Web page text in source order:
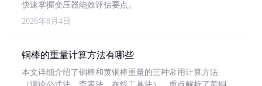
快速掌握变压器能效评估要点。
2026年8月4日
铜棒的重量计算方法有哪些
本文详细介绍了铜棒和黄铜棒重量的三种常用计算方法